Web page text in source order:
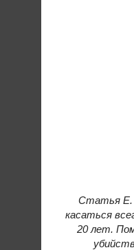
Статья Е.
касаться
20 лет.